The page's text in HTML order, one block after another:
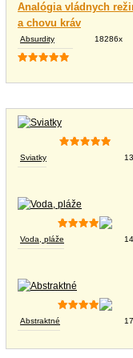
Analógia vládnych
a chovu kráv
Absurdity 18286x
Sviatky
Voda, pláže
Abstraktné